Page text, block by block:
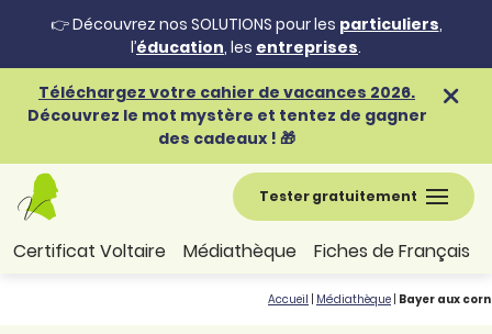
👉 Découvrez nos SOLUTIONS pour les particuliers,
l’éducation, les entreprises.
Téléchargez votre cahier de vacances 2026.
Découvrez le mot mystère et tentez de gagner
des cadeaux ! 🎁
Tester gratuitement
Certificat Voltaire Médiathèque Fiches de Français
Accueil Médiathèque Bayer aux